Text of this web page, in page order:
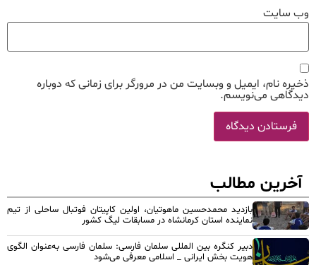
وب‌ سایت
ذخیره نام، ایمیل و وبسایت من در مرورگر برای زمانی که دوباره
دیدگاهی می‌نویسم.
آخرین مطالب
بازدید محمدحسین ماهوتیان، اولین کاپیتان فوتبال ساحلی از تیم
نماینده استان کرمانشاه در مسابقات لیگ کشور
دبیر کنگره بین المللی سلمان فارسی: سلمان فارسی به‌عنوان الگوی
هویت بخش ایرانی _ اسلامی معرفی می‌شود